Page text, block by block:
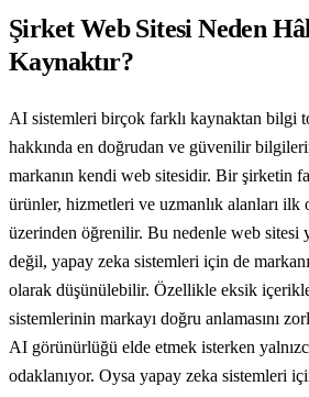
Şirket Web Sitesi Neden
Kaynaktır?
AI sistemleri birçok farklı kaynaktan bilgi
hakkında en doğrudan ve güvenilir
markanın kendi web sitesidir. Bir şirketin
ürünler, hizmetleri ve uzmanlık alanları ilk
üzerinden öğrenilir. Bu nedenle web sitesi
değil, yapay zeka sistemleri için de
olarak düşünülebilir. Özellikle eksik
sistemlerinin markayı doğru anlamasını
AI görünürlüğü elde etmek isterken
odaklanıyor. Oysa yapay zeka sistemleri